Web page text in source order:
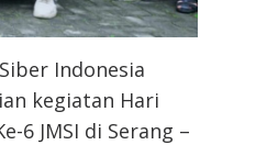
Indonesia
kegiatan Hari
6 JMSI di Serang –